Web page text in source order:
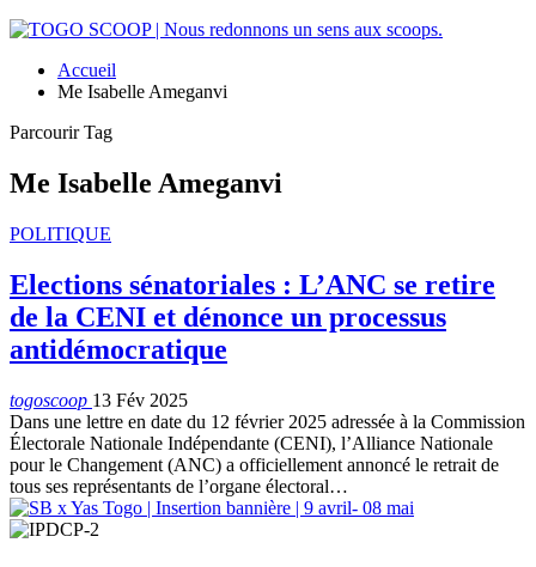
Accueil
Me Isabelle Ameganvi
Parcourir Tag
Me Isabelle Ameganvi
POLITIQUE
Elections sénatoriales : L’ANC se retire
de la CENI et dénonce un processus
antidémocratique
togoscoop 13 Fév 2025
Dans une lettre en date du 12 février 2025 adressée à la Commission
Électorale Nationale Indépendante (CENI), l’Alliance Nationale
pour le Changement (ANC) a officiellement annoncé le retrait de
tous ses représentants de l’organe électoral…